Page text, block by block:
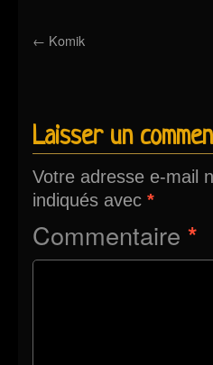
← Komik
Laisser un
Votre adresse e-mail
indiqués avec *
Commentaire *